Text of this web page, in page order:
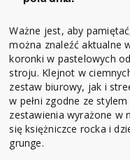
Ważne jest, aby
można znaleźć aktualne
koronki w pastelowych
stroju. Klejnot w
zestaw biurowy, jak i
w pełni zgodne ze
zestawienia wyrażone w
się księżniczce rocka i
grunge.